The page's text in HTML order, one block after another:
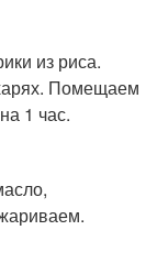
из риса.
Помещаем
1 час.